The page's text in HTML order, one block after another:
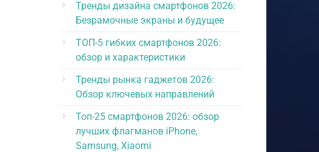
Тренды дизайна смартфонов 2026:
Безрамочные экраны и будущее
ТОП-5 гибких смартфонов 2026:
обзор и характеристики
Тренды рынка гаджетов 2026:
Обзор ключевых направлений
Топ-25 смартфонов 2026: обзор
лучших флагманов iPhone,
Samsung, Xiaomi